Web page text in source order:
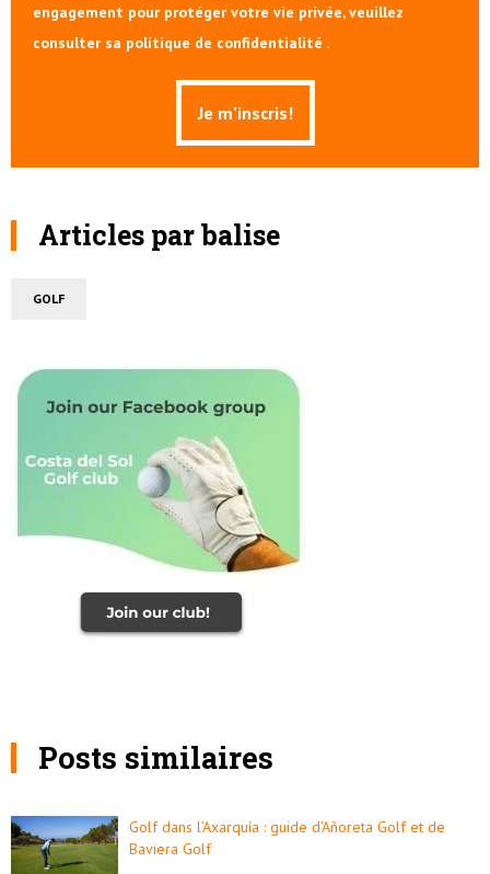
engagement pour protéger votre vie privée, veuillez
consulter sa politique de confidentialité .
Articles par balise
GOLF
Posts similaires
Golf dans l’Axarquía : guide d’Añoreta Golf et de
Baviera Golf